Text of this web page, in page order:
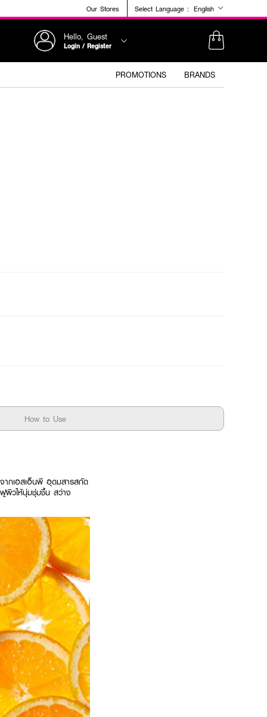
Our Stores Select Language : English
Hello, Guest
Login / Register
PROMOTIONS BRANDS
How to Use
ากเอสเอ็นพี อุดมสารสกัด
ผิวให้นุ่มชุ่มชื้น สว่าง